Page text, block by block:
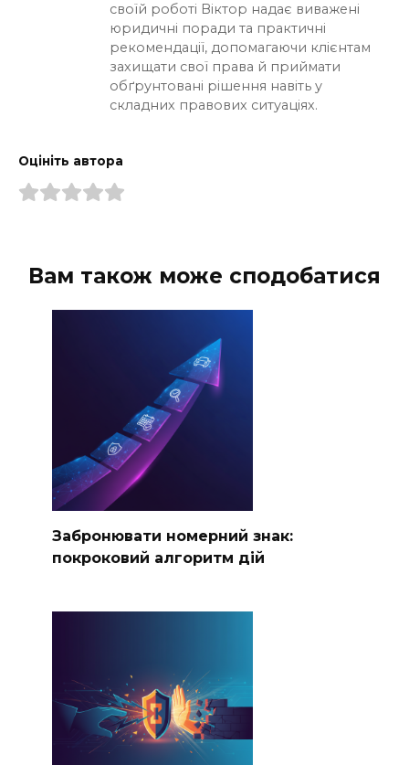
своїй роботі Віктор надає виважені
юридичні поради та практичні
рекомендації, допомагаючи клієнтам
захищати свої права й приймати
обґрунтовані рішення навіть у
складних правових ситуаціях.
Оцініть автора
Вам також може сподобатися
Забронювати номерний знак:
покроковий алгоритм дій